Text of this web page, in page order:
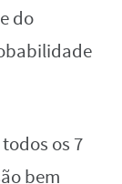
do
os 7
bem